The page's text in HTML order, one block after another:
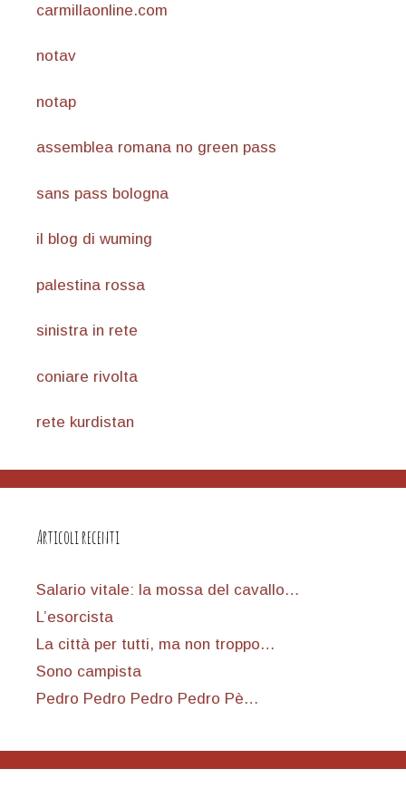
carmillaonline.com
notav
notap
assemblea romana no green pass
sans pass bologna
il blog di wuming
palestina rossa
sinistra in rete
coniare rivolta
rete kurdistan
Articoli recenti
Salario vitale: la mossa del cavallo…
L’esorcista
La città per tutti, ma non troppo…
Sono campista
Pedro Pedro Pedro Pedro Pè…